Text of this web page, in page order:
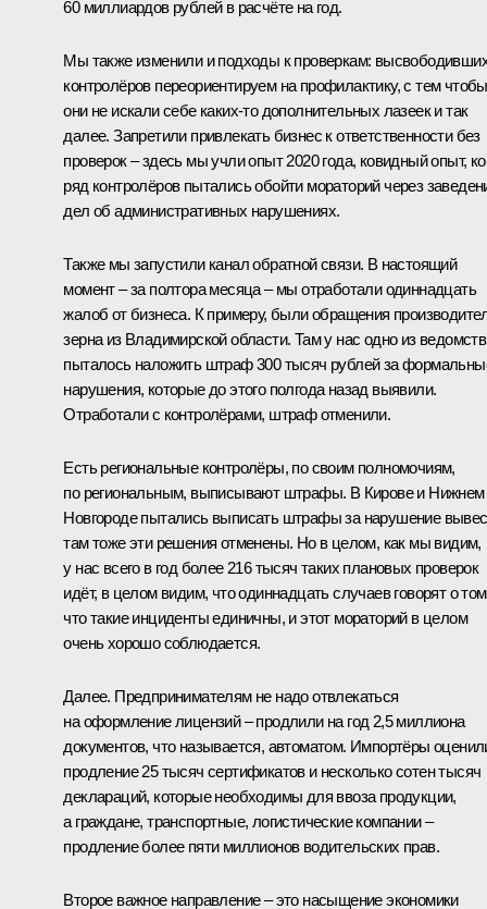
60 миллиардов рублей в расчёте на год.
Мы также изменили и подходы к проверкам:
контролёров переориентируем на профилактику, с тем чтобы
они не искали себе каких-то дополнительных лазеек и так
далее. Запретили привлекать бизнес к ответственности без
проверок – здесь мы учли опыт 2020 года, ковидный опыт,
ряд контролёров пытались обойти мораторий через
дел об административных нарушениях.
Также мы запустили канал обратной связи. В настоящий
момент – за полтора месяца – мы отработали одиннадцать
жалоб от бизнеса. К примеру, были обращения
зерна из Владимирской области. Там у нас одно из ведомств
пыталось наложить штраф 300 тысяч рублей за
нарушения, которые до этого полгода назад выявили.
Отработали с контролёрами, штраф отменили.
Есть региональные контролёры, по своим полномочиям,
по региональным, выписывают штрафы. В Кирове и Нижнем
Новгороде пытались выписать штрафы за нарушение
там тоже эти решения отменены. Но в целом, как мы видим,
у нас всего в год более 216 тысяч таких плановых проверок
идёт, в целом видим, что одиннадцать случаев говорят о
что такие инциденты единичны, и этот мораторий в целом
очень хорошо соблюдается.
Далее. Предпринимателям не надо отвлекаться
на оформление лицензий – продлили на год 2,5 миллиона
документов, что называется, автоматом. Импортёры
продление 25 тысяч сертификатов и несколько сотен тысяч
деклараций, которые необходимы для ввоза продукции,
а граждане, транспортные, логистические компании –
продление более пяти миллионов водительских прав.
Второе важное направление – это насыщение экономики